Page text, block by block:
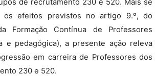
de recrutamento 230 e 520. Mais se
os efeitos previstos no artigo 9.º, do
Formação Contínua de Professores
e pedagógica), a presente ação releva
em carreira de Professores dos
230 e 520.